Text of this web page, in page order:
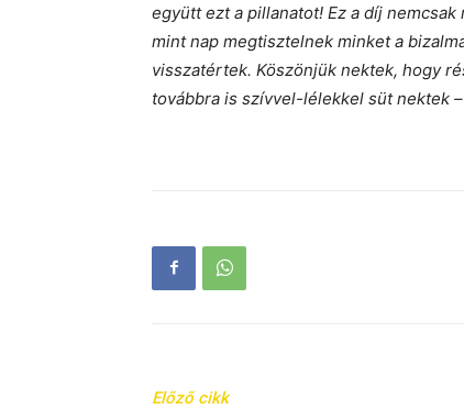
együtt ezt a pillanatot! Ez a díj
mint nap megtisztelnek minket a
visszatértek. Köszönjük nektek, hogy
továbbra is szívvel-lélekkel süt nektek
Előző cikk